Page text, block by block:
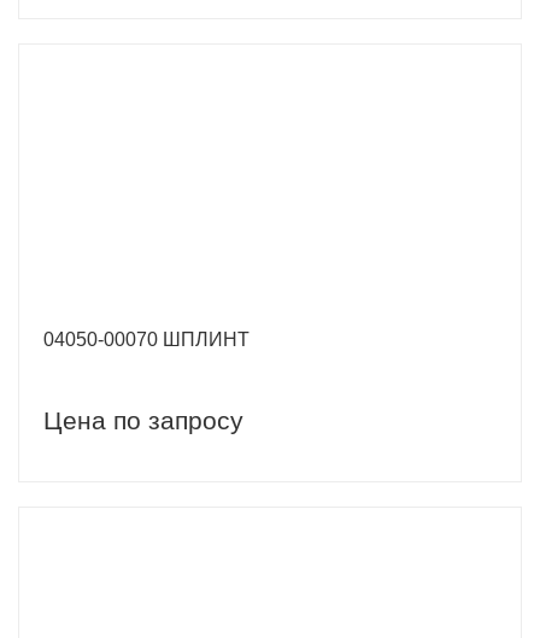
04050-00070 ШПЛИНТ
Цена по запросу